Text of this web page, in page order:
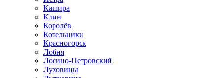
Кашира
Клин
Королёв
Котельники
Красногорск
Лобня
Лосино-Петровский
Луховицы